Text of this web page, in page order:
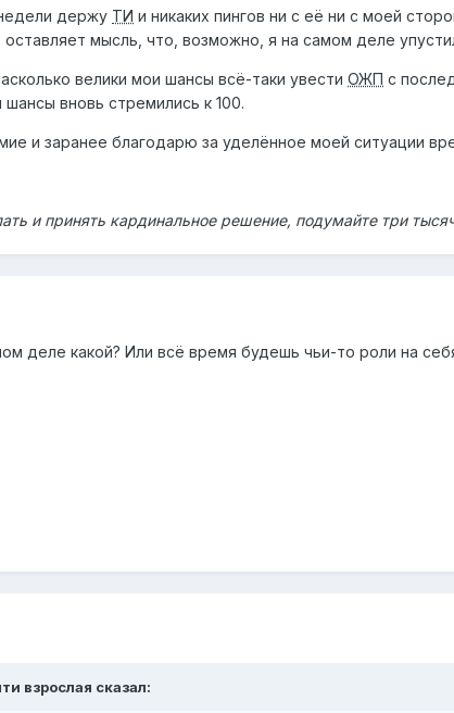
держу ТИ и никаких пингов ни с её ни с моей
мысль, что, возможно, я на самом деле
велики мои шансы всё-таки увести ОЖП с
вновь стремились к 100.
и заранее благодарю за уделённое моей ситуации
и принять кардинальное решение, подумайте три
деле какой? Или всё время будешь чьи-то роли на
взрослая сказал: